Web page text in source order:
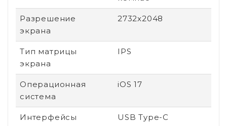
Разрешение
экрана
2732x2048
Тип матрицы
экрана
IPS
Операционная
система
iOS 17
Интерфейсы USB Type-C